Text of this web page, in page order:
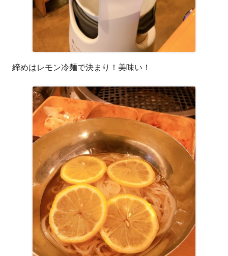
締めはレモン冷麺で決まり！美味い！